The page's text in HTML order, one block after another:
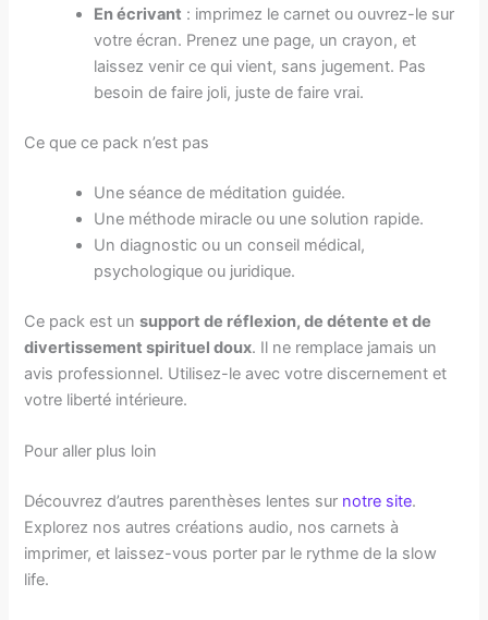
En écrivant : imprimez le carnet ou ouvrez-le sur
votre écran. Prenez une page, un crayon, et
laissez venir ce qui vient, sans jugement. Pas
besoin de faire joli, juste de faire vrai.
Ce que ce pack n’est pas
Une séance de méditation guidée.
Une méthode miracle ou une solution rapide.
Un diagnostic ou un conseil médical,
psychologique ou juridique.
Ce pack est unsupport de réflexion, de détente et de
divertissement spirituel doux. Il ne remplace jamais un
avis professionnel. Utilisez-le avec votre discernement et
votre liberté intérieure.
Pour aller plus loin
Découvrez d’autres parenthèses lentes sur notre site.
Explorez nos autres créations audio, nos carnets à
imprimer, et laissez-vous porter par le rythme de la slow
life.